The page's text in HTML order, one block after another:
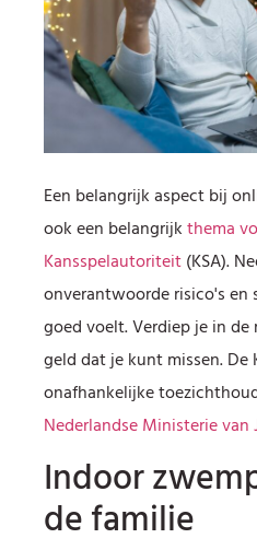
Een belangrijk aspect bij
ook een belangrijkthema
Kansspelautoriteit(KSA).
onverantwoorde risico's en
goed voelt. Verdiep je in
geld dat je kunt missen. De
onafhankelijke
Nederlandse Ministerie
Indoor
de familie